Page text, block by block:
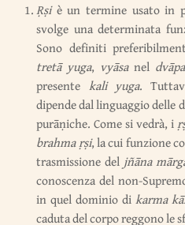
Ṛṣiè un termine usato in
svolge una determinata
Sono definiti
tretā yuga, vyāsanel
presente kali yuga.
dipende dal linguaggio
purāṇiche. Come si vedrà, i
brahma ṛṣi, la cui funzione
trasmissione del jñāna
conoscenza del non-
in quel dominio di karma
caduta del corpo reggono le